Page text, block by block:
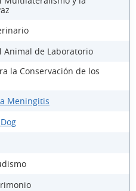
Animal de Laboratorio
la Conservación de los
Meningitis